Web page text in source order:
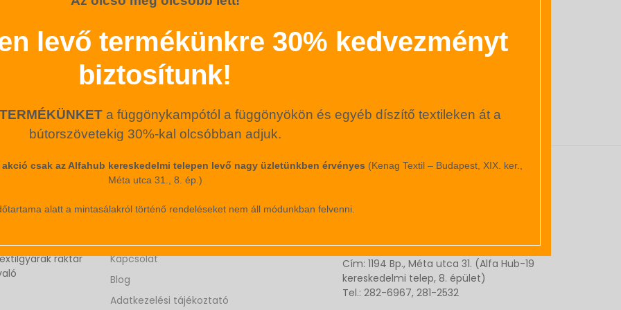
LinkedIn
raktár
JÓ TUDNI
Kapcsolat
Blog
Adatkezelési tájékoztató
BOLTJAINK
en:
Cím: 1194 Bp., Méta utca 31. (Alfa Hub-19
kereskedelmi telep, 8. épület)
Tel.: 282-6967, 281-2532
levő termékünkre 30% kedvezményt
biztosítunk!
a függönykampótól a függönyökön és egyéb díszítő textileken át a
bútorszövetekig 30%-kal olcsóbban adjuk.
csak az Alfahub kereskedelmi telepen levő nagy üzletünkben érvényes (Kenag Textil – Budapest, XIX. ker.,
Méta utca 31., 8. ép.)
alatt a mintasálakról történő rendeléseket nem áll módunkban felvenni.